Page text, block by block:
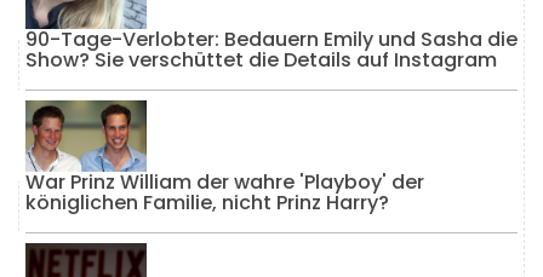
90-Tage-Verlobter: Bedauern Emily und Sasha die
Show? Sie verschüttet die Details auf Instagram
War Prinz William der wahre 'Playboy' der
königlichen Familie, nicht Prinz Harry?